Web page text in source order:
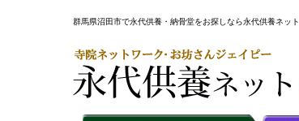
群馬県沼田市で永代供養・納骨堂をお探しなら永代供養ネット